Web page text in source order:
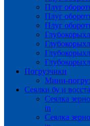
Плуг
Плуг
Плуг
Погрузчики
Мини-
Сеялки бу и
Сеялка
in
Сеялка